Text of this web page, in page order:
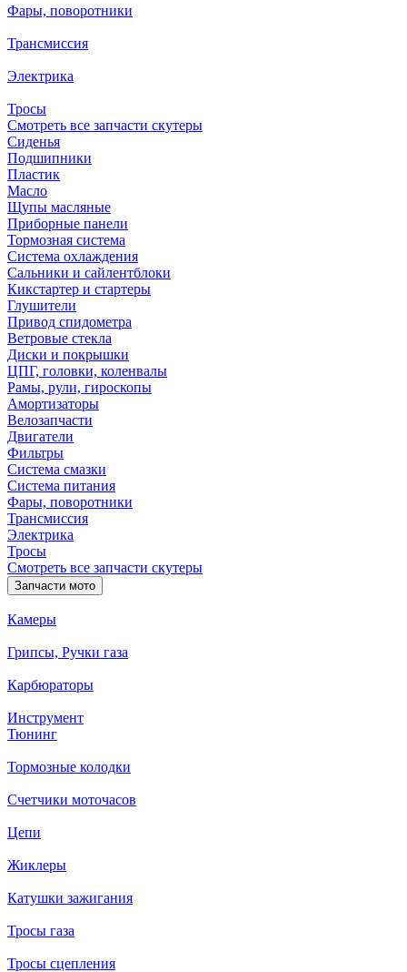
Фары, поворотники
Трансмиссия
Электрика
Тросы
Смотреть все запчасти скутеры
Сиденья
Подшипники
Пластик
Масло
Щупы масляные
Приборные панели
Тормозная система
Система охлаждения
Сальники и сайлентблоки
Кикстартер и стартеры
Глушители
Привод спидометра
Ветровые стекла
Диски и покрышки
ЦПГ, головки, коленвалы
Рамы, рули, гироскопы
Амортизаторы
Велозапчасти
Двигатели
Фильтры
Система смазки
Система питания
Фары, поворотники
Трансмиссия
Электрика
Тросы
Смотреть все запчасти скутеры
Запчасти мото
Камеры
Грипсы, Ручки газа
Карбюраторы
Инструмент
Тюнинг
Тормозные колодки
Счетчики моточасов
Цепи
Жиклеры
Катушки зажигания
Тросы газа
Тросы сцепления